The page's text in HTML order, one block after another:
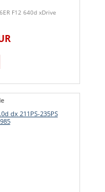
F12 640d xDrive